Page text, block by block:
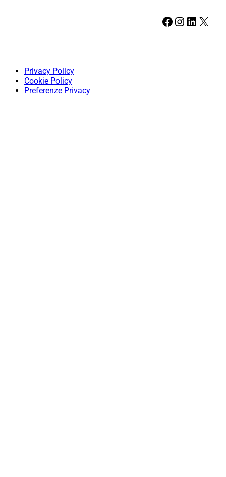
Facebook Instagram LinkedIn X
Privacy Policy
Cookie Policy
Preferenze Privacy